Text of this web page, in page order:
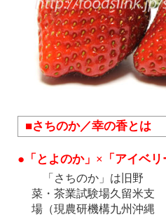
■さちのか／幸の香とは
●「とよのか」×「アイベリ
「さちのか」は旧野
菜・茶業試験場久留米支
場（現農研機構九州沖縄